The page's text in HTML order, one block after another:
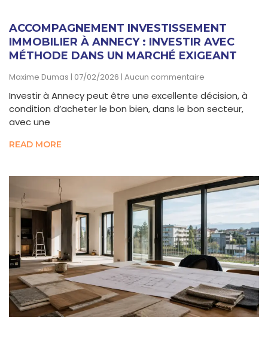
ACCOMPAGNEMENT INVESTISSEMENT
IMMOBILIER À ANNECY : INVESTIR AVEC
MÉTHODE DANS UN MARCHÉ EXIGEANT
Maxime Dumas 07/02/2026 Aucun commentaire
Investir à Annecy peut être une excellente décision, à
condition d’acheter le bon bien, dans le bon secteur,
avec une
READ MORE